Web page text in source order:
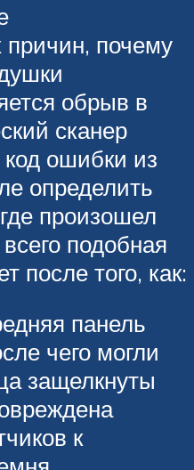
причин, почему
обрыв в
сканер
код ошибки из
определить
произошел
подобная
после того, как:
панель
чего могли
защелкнуты
к